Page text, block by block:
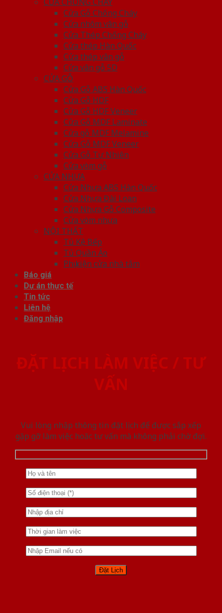
Cửa Gỗ Chống Cháy
Cửa nhôm vân gỗ
Cửa Thép Chống Cháy
Cửa thép Hàn Quốc
Cửa thép vân gỗ
Cửa vân gỗ 5D
CỬA GỖ
Cửa Gỗ ABS Hàn Quốc
Cửa Gỗ HDF
Cửa Gỗ HDF Veneer
Cửa Gỗ MDF Laminate
Cửa gỗ MDF Melamine
Cửa Gỗ MDF Veneer
Cửa Gỗ Tự Nhiên
Cửa vòm gỗ
CỬA NHỰA
Cửa Nhựa ABS Hàn Quốc
Cửa Nhựa Đài Loan
Cửa Nhựa Gỗ Composite
Cửa vòm nhựa
NỘI THẤT
Tủ Kệ Bếp
Tủ Quần Áo
Phụ kiện cửa nhà tắm
Báo giá
Dự án thực tế
Tin tức
Liên hệ
Đăng nhập
ĐẶT LỊCH LÀM VIỆC / TƯ
VẤN
Vui lòng nhập thông tin đặt lịch để được sắp xếp
gặp gỡ làm việc hoăc tư vấn mà không phải chờ đợi.